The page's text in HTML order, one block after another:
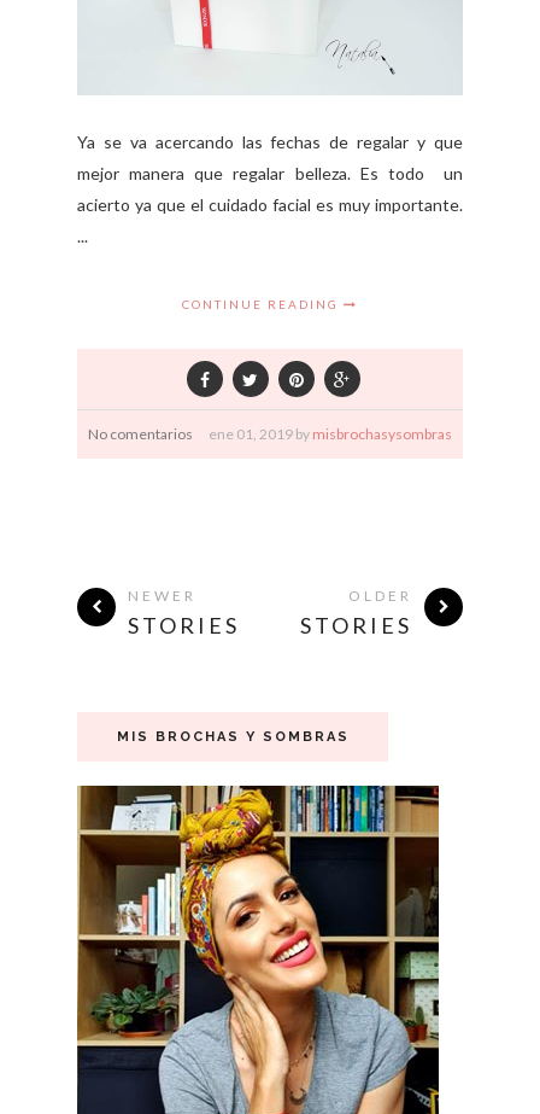
Ya se va acercando las fechas de regalar y que
mejor manera que regalar belleza. Es todo un
acierto ya que el cuidado facial es muy importante.
...
CONTINUE READING
No comentarios ene 01, 2019 by misbrochasysombras
NEWER
STORIES
OLDER
STORIES
MIS BROCHAS Y SOMBRAS